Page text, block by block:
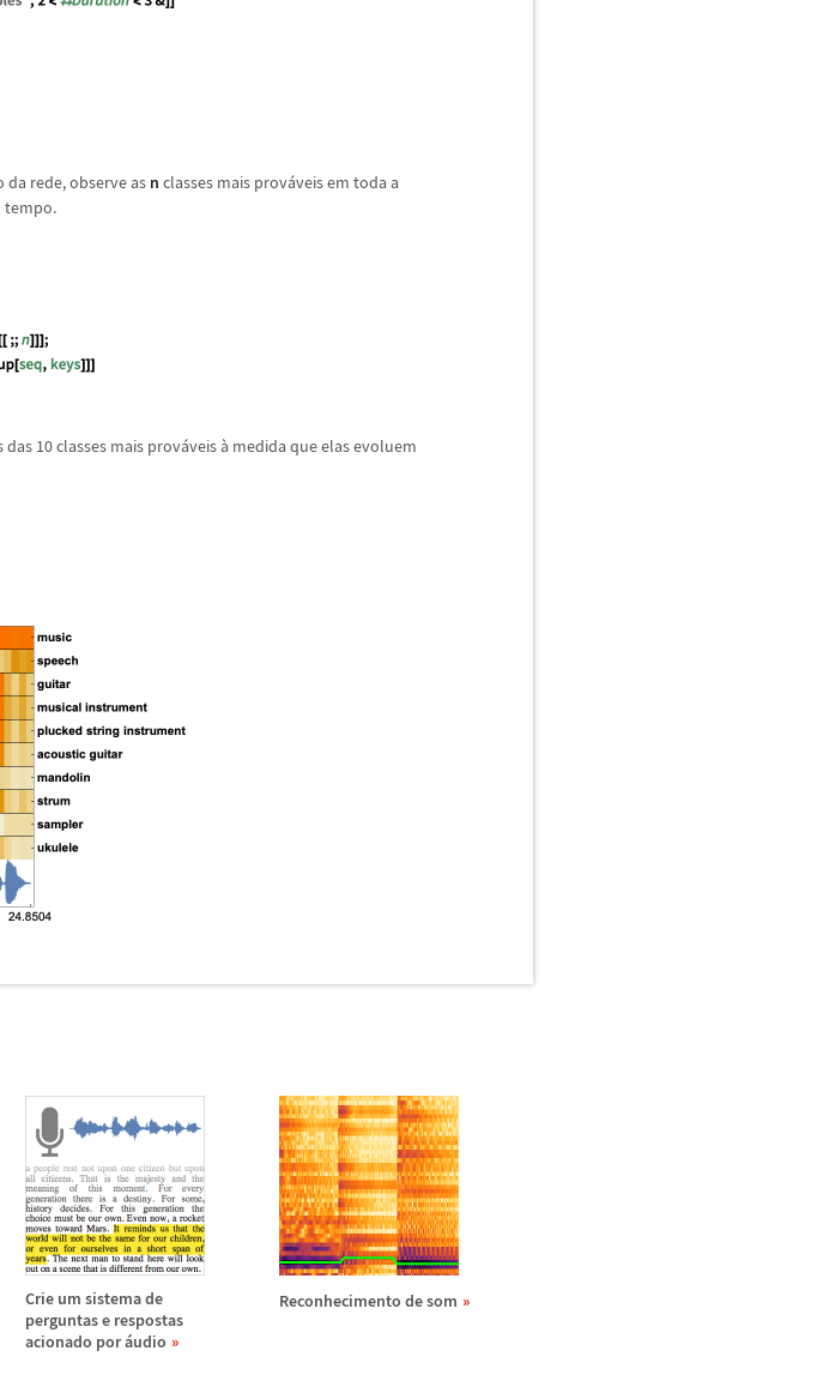
rede, observe as n classes mais prováveis em toda a
tempo.
10 classes mais prováveisà medida que elas evoluem
Crie um sistema de
perguntas e respostas
acionado poráudio
Reconhecimento de som